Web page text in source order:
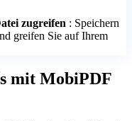
zugreifen : Speichern
greifen Sie auf Ihrem
mit MobiPDF